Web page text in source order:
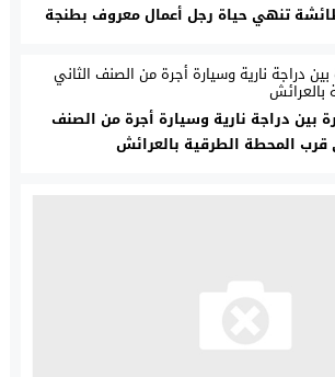
تنهي حياة رجل أعمال معروف بطنجة
بين دراجة نارية وسيارة أجرة من الصنف
قرب المحطة الطرقية بالعرائش